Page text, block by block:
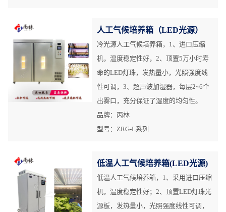
人工气候培养箱（LED光源）
冷光源人工气候培养箱，1、进口压缩
机，温度稳定性好，2、顶置5万小时寿
命的LED灯珠，发热量小，光照强度线
性可调，3、超声波加湿器，每层2~6个
出雾口，充分保证了湿度的均匀性。
品牌：丙林
型号：ZRG-L系列
低温人工气候培养箱(LED光源)
低温人工气候培养箱，1、采用进口压缩
机，温度稳定性好；2、顶置LED灯珠光
源板，发热量小，光照强度线性可调，